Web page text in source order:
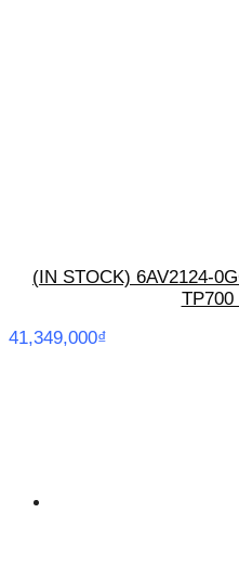
(IN STOCK) 6AV2124-
TP700
41,349,000₫